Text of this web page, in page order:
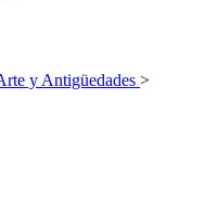
y Antigüedades >